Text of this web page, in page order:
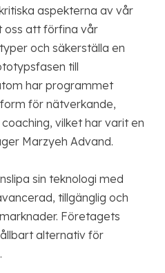
aspekterna av vår
oss att förfina vår
och säkerställa en
till
har programmet
för nätverkande,
vilket har varit en
Marzyeh Advand.
sin teknologi med
tillgänglig och
Företagets
alternativ för